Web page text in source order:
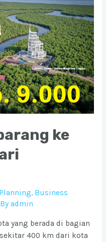
ke
, Business
admin
yang berada di bagian
400 km dari kota